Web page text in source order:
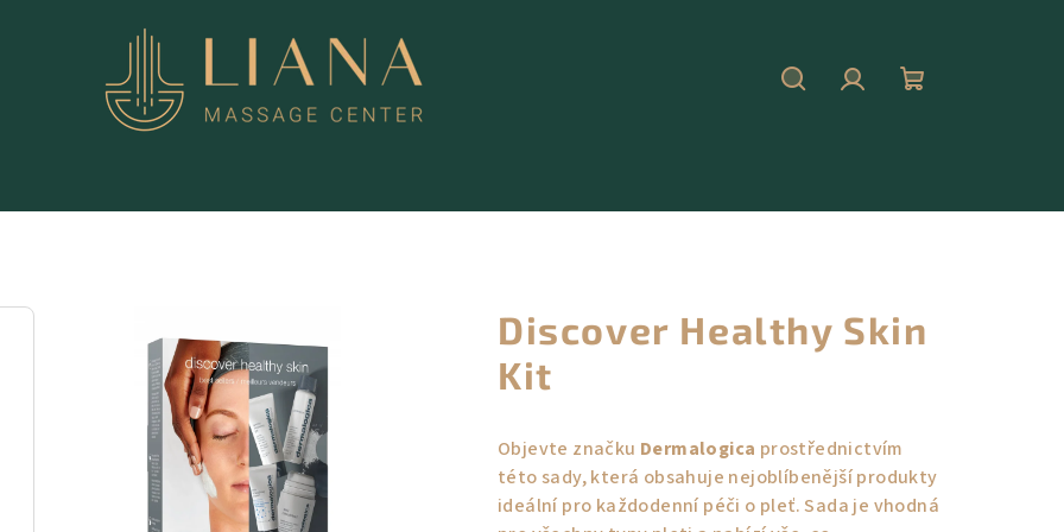
Discover Healthy Skin
Kit
Objevte značku Dermalogica prostřednictvím
této sady, která obsahuje nejoblíbenější produkty
ideální pro každodenní péči o pleť. Sada je vhodná